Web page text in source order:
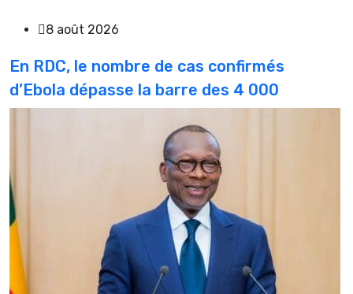
8 août 2026
En RDC, le nombre de cas confirmés
d’Ebola dépasse la barre des 4 000